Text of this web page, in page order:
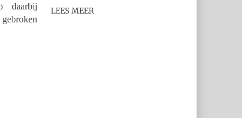
daarbij
LEES MEER